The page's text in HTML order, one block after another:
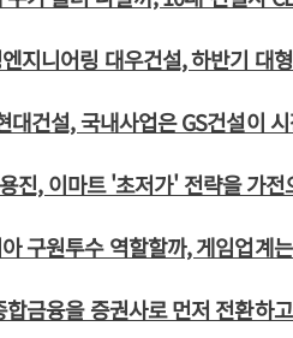
지니어링 대우건설, 하반기 대
건설, 국내사업은 GS건설이
, 이마트 '초저가' 전략을 가전
구원투수 역할할까, 게임업계
금융을 증권사로 먼저 전환하